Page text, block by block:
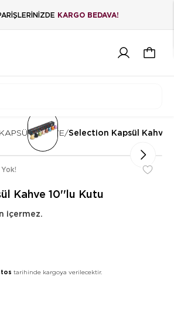
KARGO BEDAVA!
KAPSÜL KAHVE/Selection Kapsül Kahve
Kahve 10''lu Kutu
içermez.
tarihinde kargoya verilecektir.